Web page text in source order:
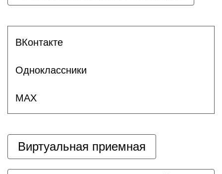
ВКонтакте
Одноклассники
MAX
Виртуальная приемная